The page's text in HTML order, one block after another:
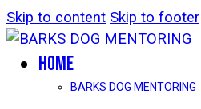
Skip to content Skip to footer
HOME
BARKS DOG MENTORING